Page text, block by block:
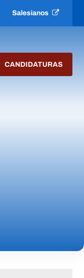
Salesianos
CANDIDATURAS